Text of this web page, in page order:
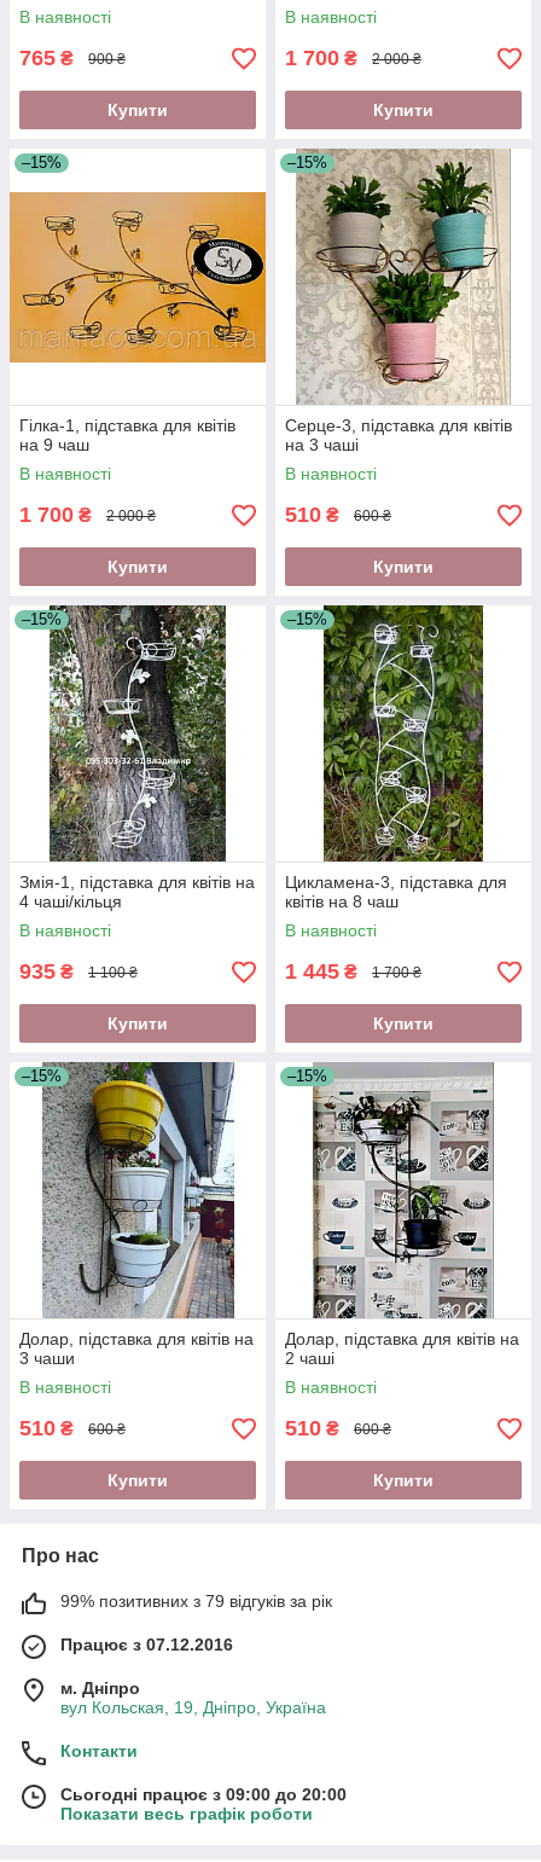
В наявності
765 ₴ 900 ₴
Купити
В наявності
1 700 ₴ 2 000 ₴
Купити
–15%
Гілка-1, підставка для квітів
на 9 чаш
В наявності
1 700 ₴ 2 000 ₴
Купити
–15%
Серце-3, підставка для квітів
на 3 чаші
В наявності
510 ₴ 600 ₴
Купити
–15%
Змія-1, підставка для квітів на
4 чаші/кільця
В наявності
935 ₴ 1 100 ₴
Купити
–15%
Цикламена-3, підставка для
квітів на 8 чаш
В наявності
1 445 ₴ 1 700 ₴
Купити
–15%
Долар, підставка для квітів на
3 чаши
В наявності
510 ₴ 600 ₴
Купити
–15%
Долар, підставка для квітів на
2 чаші
В наявності
510 ₴ 600 ₴
Купити
Про нас
99% позитивних з 79 відгуків за рік
Працює з 07.12.2016
м. Дніпро
вул Кольская, 19, Дніпро, Україна
Контакти
Сьогодні працює з 09:00 до 20:00
Показати весь графік роботи